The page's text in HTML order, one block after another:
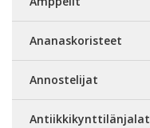
Ananaskoristeet
Annostelijat
Antiikkikynttilänjalat